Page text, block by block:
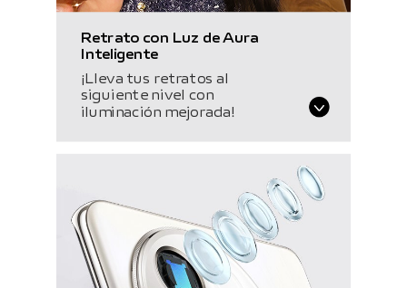
Retrato con Luz de Aura
Inteligente
¡Lleva tus retratos al
siguiente nivel con
iluminación mejorada!